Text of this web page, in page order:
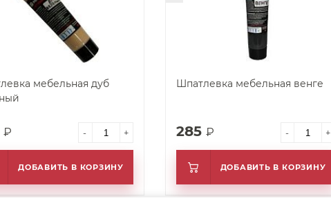
мебельная дуб
₽ - +
ДОБАВИТЬ В КОРЗИНУ
Шпатлевка мебельная венге
285 ₽ - +
ДОБАВИТЬ В КОРЗИНУ